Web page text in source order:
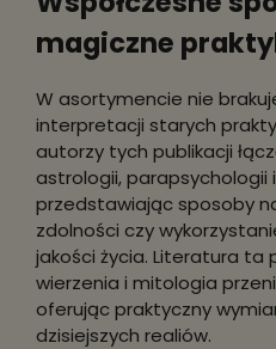
magiczne
W asortymencie nie
interpretacji starych
autorzy tych publikacji
astrologii, parapsychologii
przedstawiając sposoby
zdolności czy
jakości życia. Literatura ta
wierzenia i mitologia
oferując praktyczny
dzisiejszych realiów.